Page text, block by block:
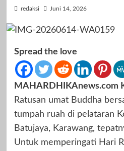
redaksi Juni 14, 2026
Spread the love
MAHARDHIKAnews.com
Ratusan umat Buddha
tumpah ruah di pelataran
Batujaya, Karawang,
Untuk memperingati Hari